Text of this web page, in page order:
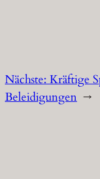
Nächste:Kräftige
Beleidigungen →